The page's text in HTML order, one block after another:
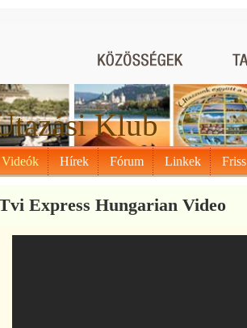
Klub
Videók Hírek Fórum Linkek Friss
Express Hungarian Video